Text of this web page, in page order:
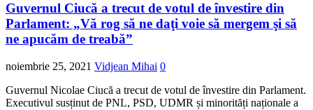
Guvernul Ciucă a trecut de votul de învestire din
Parlament: „Vă rog să ne daţi voie să mergem şi să
ne apucăm de treabă”
noiembrie 25, 2021 Vidjean Mihai 0
Guvernul Nicolae Ciucă a trecut de votul de învestire din Parlament.
Executivul susținut de PNL, PSD, UDMR și minorități naționale a